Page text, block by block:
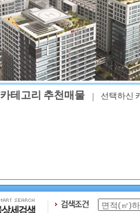
카테고리 추천매물 선택하신